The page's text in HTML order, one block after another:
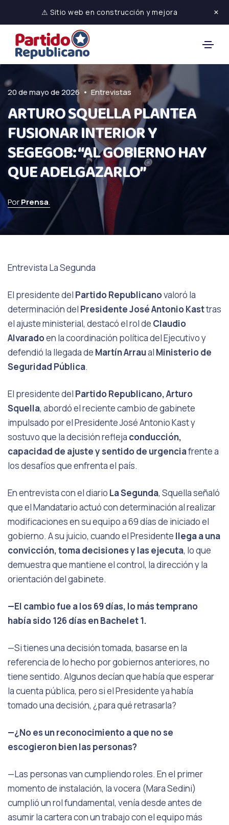
⚠ Sitio web en construcción y mejora ×
20 de mayo de 2026 • Entrevistas
ARTURO SQUELLA PLANTEA
FUSIONAR INTERIOR Y
SEGEGOB: “AL GOBIERNO HAY
QUE ADELGAZARLO”
PorPrensa.
Entrevista La Segunda
El presidente del Partido Republicanovaloró la
determinación del Presidente José Antonio Kasttras
el ajuste ministerial, destacó el rol de Claudio
Alvaradoen la coordinación política del Ejecutivo y
defendió la llegada de Martín Arraual Ministerio de
Seguridad Pública.
El presidente del Partido Republicano, Arturo
Squella, abordó el reciente cambio de gabinete
impulsado por el Presidente José Antonio Kast y
sostuvo que la decisión refleja conducción,
capacidad de ajuste y sentido de urgenciafrente a
los desafíos que enfrenta el país.
En entrevista con el diario La Segunda, Squella señaló
que el Mandatario actuó con determinación al realizar
modificaciones en su equipo a 69 días de iniciado el
gobierno. A su juicio, cuando el Presidente llega a una
convicción, toma decisiones y las ejecuta, lo que
demuestra que mantiene el control, la dirección y la
orientación del gabinete.
—El cambio fue a los 69 días, lo más temprano
había sido 126 días en Bachelet 1.
—Si tienes una decisión tomada, basarse en la
referencia de lo hecho por gobiernos anteriores, no
tiene sentido. Algunos decían que había que esperar
la cuenta pública, pero si el Presidente ya había
tomado una decisión, ¿para qué retrasarla?
—¿No es un reconocimiento a que no se
escogieron bien las personas?
—Las personas van cumpliendo roles. En el primer
momento de instalación, la vocera (Mara Sedini)
cumplió un rol fundamental, venía desde antes de
asumir la cartera con un trabajo con el equipo más